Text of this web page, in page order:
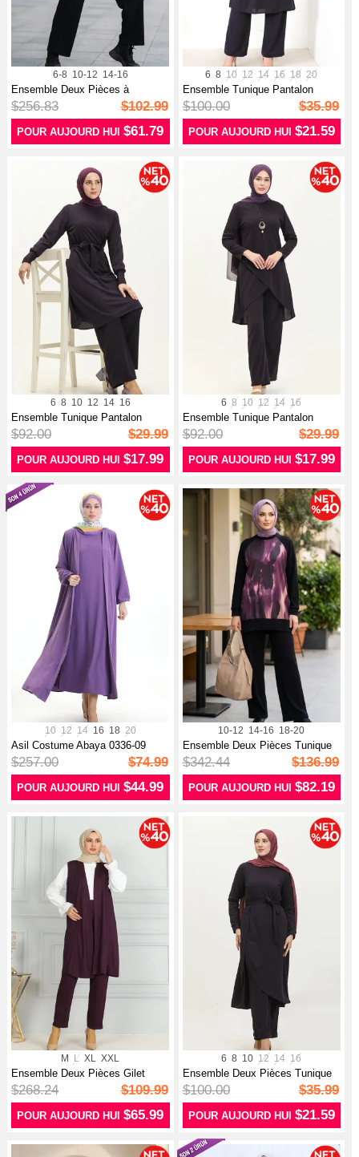
6-8 10-12 14-16
Ensemble Deux Pièces à
Capuche Impr...
$256.83 $102.99
POUR AUJOURD HUI$61.79
6 8 10 12 14 16 18 20
Ensemble Tunique Pantalon
8585-06 P...
$100.00 $35.99
POUR AUJOURD HUI $21.59
6 8 10 12 14 16
Ensemble Tunique Pantalon
0690-02 P...
$92.00 $29.99
POUR AUJOURD HUI$17.99
6 8 10 12 14 16
Ensemble Tunique Pantalon
0704-05 P...
$92.00 $29.99
POUR AUJOURD HUI $17.99
10 12 14 16 18 20
Asil Costume Abaya 0336-09
Pourpre
$257.00 $74.99
POUR AUJOURD HUI$44.99
10-12 14-16 18-20
Ensemble Deux Pièces Tunique
Plissé...
$342.44 $136.99
POUR AUJOURD HUI $82.19
M L XL XXL
Ensemble Deux Pièces Gilet
Pantalon...
$268.24 $109.99
POUR AUJOURD HUI$65.99
6 8 10 12 14 16
Ensemble Deux Pièces Tunique
Pantal...
$100.00 $35.99
POUR AUJOURD HUI $21.59